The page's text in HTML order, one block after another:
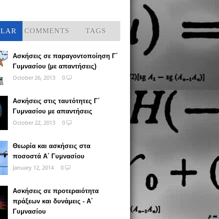
COMMENTS TAGS
Ασκήσεις σε παραγοντοποίηση Γ΄
Γυμνασίου (με απαντήσεις)
October 26, 2013
0
Ασκήσεις στις ταυτότητες Γ΄
Γυμνασίου με απαντήσεις
October 22, 2013
0
Θεωρία και ασκήσεις στα
ποσοστά Α΄ Γυμνασίου
January 12, 2014
0
Ασκήσεις σε προτεραιότητα
πράξεων και δυνάμεις - Α΄
Γυμνασίου